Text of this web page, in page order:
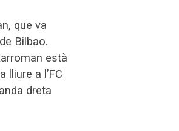
que va
Bilbao.
està
a l’FC
dreta